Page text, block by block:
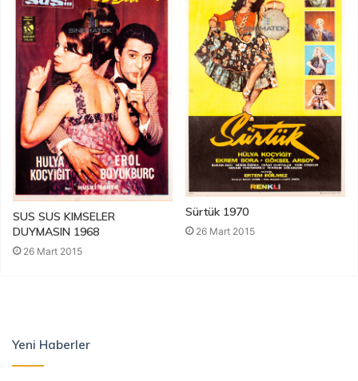
SUS SUS KIMSELER
DUYMASIN 1968
26 Mart 2015
Sürtük 1970
26 Mart 2015
Yeni Haberler